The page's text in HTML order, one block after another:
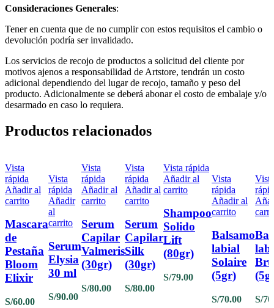
Consideraciones Generales:
Tener en cuenta que de no cumplir con estos requisitos el cambio o
devolución podría ser invalidado.
Los servicios de recojo de productos a solicitud del cliente por
motivos ajenos a responsabilidad de Artstore, tendrán un costo
adicional dependiendo del lugar de recojo, tamaño y peso del
producto. Adicionalmente se deberá abonar el costo de embalaje y/o
desarmado en caso lo requiera.
Productos relacionados
Vista
rápida
Añadir al
carrito
Mascara
de
Pestaña
Bloom
Elixir
S/60.00
Vista
rápida
Añadir
al
carrito
Serum
Elysia
30 ml
S/90.00
Vista
rápida
Añadir al
carrito
Serum
Capilar
Valmeris
(30gr)
S/80.00
Vista
rápida
Añadir al
carrito
Serum
Capilar
Silk
(30gr)
S/80.00
Vista rápida
Añadir al
carrito
Shampoo
Solido
Lift
(80gr)
S/79.00
Vista
rápida
Añadir al
carrito
Balsamo
labial
Solaire
(5gr)
S/70.00
Vista
S/